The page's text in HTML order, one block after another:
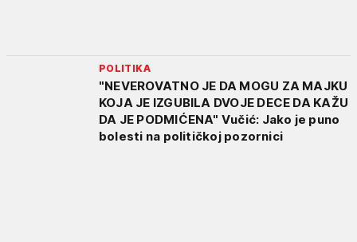
POLITIKA
"NEVEROVATNO JE DA MOGU ZA MAJKU
KOJA JE IZGUBILA DVOJE DECE DA KAŽU
DA JE PODMIĆENA" Vučić: Jako je puno
bolesti na političkoj pozornici